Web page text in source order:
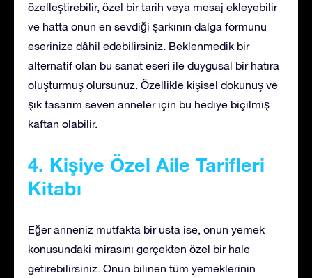
özelleştirebilir, özel bir tarih veya mesaj ekleyebilir
ve hatta onun en sevdiği şarkının dalga formunu
eserinize dâhil edebilirsiniz. Beklenmedik bir
alternatif olan bu sanat eseri ile duygusal bir hatıra
oluşturmuş olursunuz. Özellikle kişisel dokunuş ve
şık tasarım seven anneler için bu hediye biçilmiş
kaftan olabilir.
4. Kişiye Özel Aile Tarifleri
Kitabı
Eğer anneniz mutfakta bir usta ise, onun yemek
konusundaki mirasını gerçekten özel bir hale
getirebilirsiniz. Onun bilinen tüm yemeklerinin